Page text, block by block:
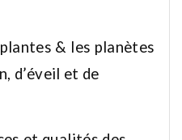
& les planètes
d’éveil et de